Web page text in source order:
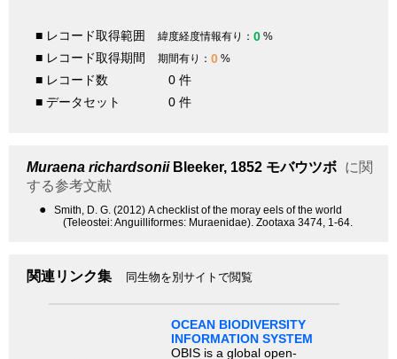
■ レコード取得範囲 緯度経度情報有り： 0 %
■ レコード取得期間 期間有り： 0 %
■ レコード数
0 件
■ データセット
0 件
Muraena richardsoniiBleeker, 1852 モバウツボ に関
する参考文献
●
Smith, D. G. (2012) A checklist of the moray eels of the world
(Teleostei: Anguilliformes: Muraenidae). Zootaxa 3474, 1-64.
関連リンク集 同生物を別サイトで閲覧
OCEAN BIODIVERSITY
INFORMATION SYSTEM
OBIS is a global open-